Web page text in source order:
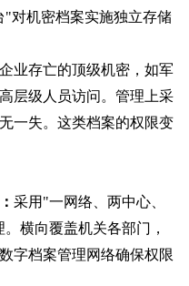
对机密档案实施独立存储
业存亡的顶级机密，如军
层级人员访问。管理上采
一失。这类档案的权限变
采用"一网络、两中心、
横向覆盖机关各部门，
字档案管理网络确保权限